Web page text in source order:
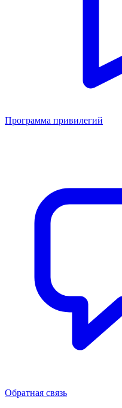
Программа привилегий
Обратная связь